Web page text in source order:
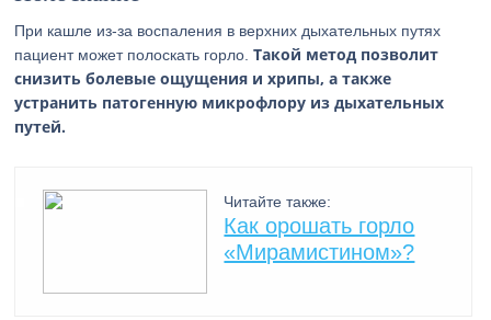
При кашле из-за воспаления в верхних дыхательных путях
пациент может полоскать горло.Такой метод позволит
снизить болевые ощущения и хрипы, а также
устранить патогенную микрофлору из дыхательных
путей.
Читайте также:
Как орошать горло
«Мирамистином»?